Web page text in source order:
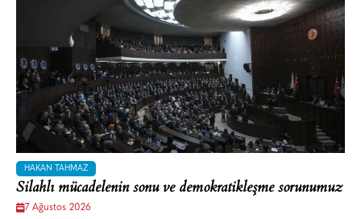
HAKAN TAHMAZ
Silahlı mücadelenin sonu ve demokratikleşme sorunumuz
7 Ağustos 2026